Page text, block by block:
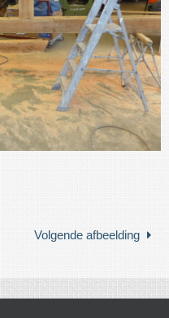
Volgende afbeelding